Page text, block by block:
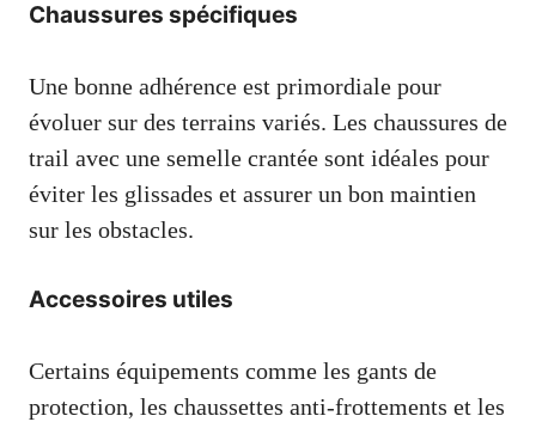
Chaussures spécifiques
Une bonne adhérence est primordiale pour
évoluer sur des terrains variés. Les chaussures de
trail avec une semelle crantée sont idéales pour
éviter les glissades et assurer un bon maintien
sur les obstacles.
Accessoires utiles
Certains équipements comme les gants de
protection, les chaussettes anti-frottements et les